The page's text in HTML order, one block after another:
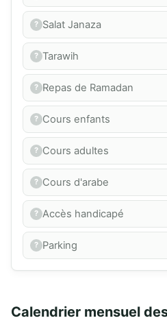
Salat Janaza
Tarawih
Repas de Ramadan
Cours enfants
Cours adultes
Cours d'arabe
Accès handicapé
Parking
Calendrier mensuel